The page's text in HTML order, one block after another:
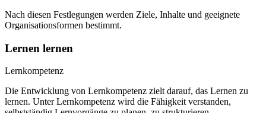
Nach diesen Festlegungen werden Ziele, Inhalte und geeignete
Organisationsformen bestimmt.
Lernen lernen
Lernkompetenz
Die Entwicklung von Lernkompetenz zielt darauf, das Lernen zu
lernen. Unter Lernkompetenz wird die Fähigkeit verstanden,